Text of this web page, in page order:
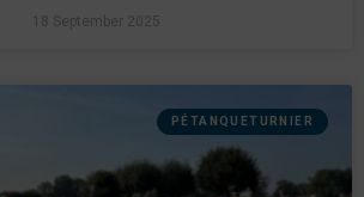
18 September 2025
PÉTANQUETURNIER